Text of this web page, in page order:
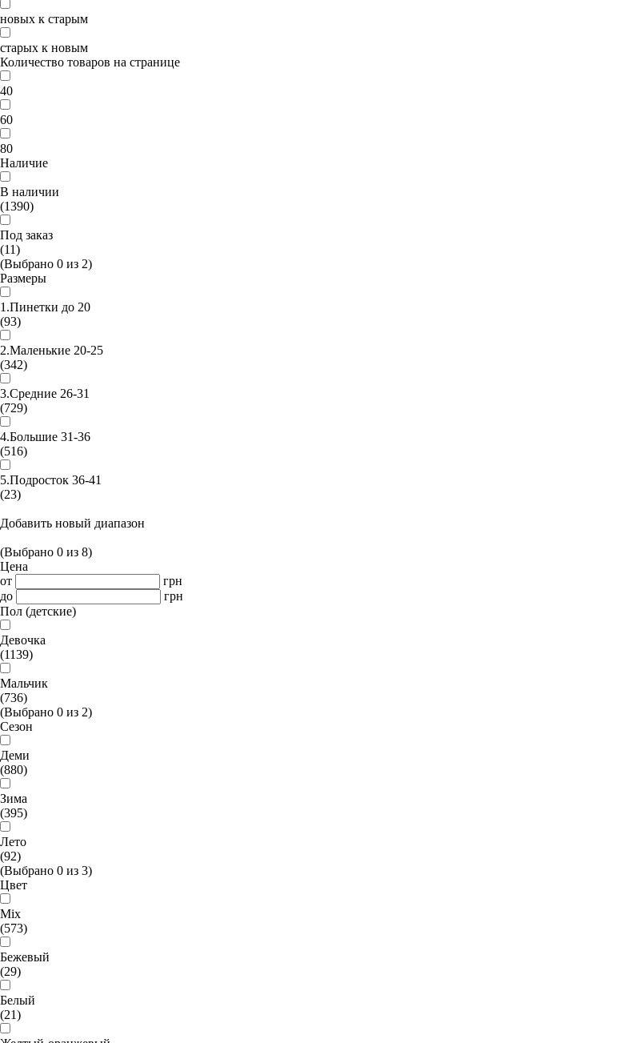
новых к старым
старых к новым
Количество товаров на странице
40
60
80
Наличие
В наличии
(1390)
Под заказ
(11)
(Выбрано 0 из 2)
Размеры
1.Пинетки до 20
(93)
2.Маленькие 20-25
(342)
3.Средние 26-31
(729)
4.Большие 31-36
(516)
5.Подросток 36-41
(23)
Добавить новый диапазон
(Выбрано 0 из 8)
Цена
от
грн
до
грн
Пол (детские)
Девочка
(1139)
Мальчик
(736)
(Выбрано 0 из 2)
Сезон
Деми
(880)
Зима
(395)
Лето
(92)
(Выбрано 0 из 3)
Цвет
Mix
(573)
Бежевый
(29)
Белый
(21)